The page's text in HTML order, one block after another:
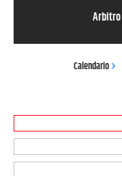
Arbitro
Calendario